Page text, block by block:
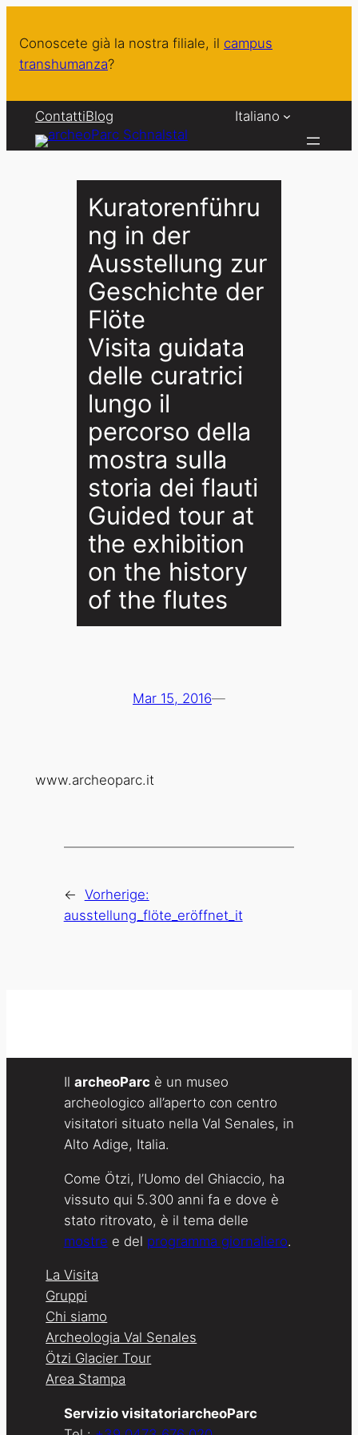
contenuto
Conoscete già la nostra filiale, il campus
transhumanza?
ContattiBlog Italiano
Kuratorenführu
ng in der
Ausstellung zur
Geschichte der
Flöte
Visita guidata
delle curatrici
lungo il
percorso della
mostra sulla
storia dei flauti
Guided tour at
the exhibition
on the history
of the flutes
Mar 15, 2016—
www.archeoparc.it
← Vorherige:
ausstellung_flöte_eröffnet_it
Il archeoParc è un museo
archeologico all’aperto con centro
visitatori situato nella Val Senales, in
Alto Adige, Italia.
Come Ötzi, l’Uomo del Ghiaccio, ha
vissuto qui 5.300 anni fa e dove è
stato ritrovato, è il tema delle
mostre e del programma giornaliero.
La Visita
Gruppi
Chi siamo
Archeologia Val Senales
Ötzi Glacier Tour
Area Stampa
Servizio visitatoriarcheoParc